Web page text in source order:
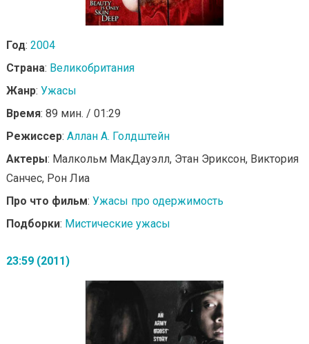
Год: 2004
Страна: Великобритания
Жанр: Ужасы
Время: 89 мин. / 01:29
Режиссер: Аллан А. Голдштейн
Актеры: Малкольм МакДауэлл, Этан Эриксон, Виктория
Санчес, Рон Лиа
Про что фильм: Ужасы про одержимость
Подборки: Мистические ужасы
23:59 (2011)